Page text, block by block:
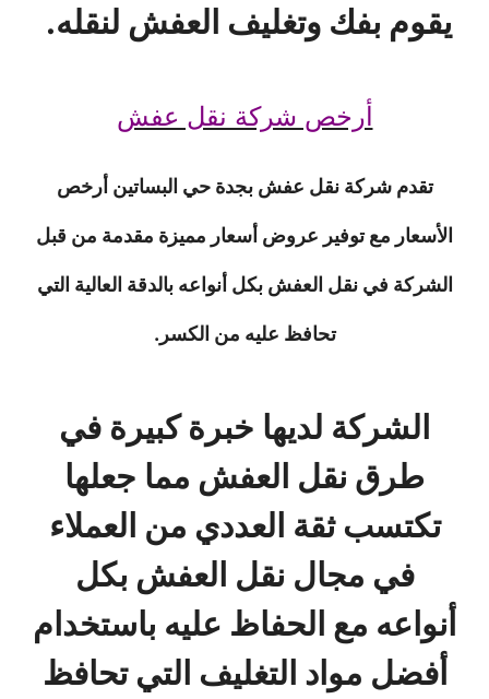
يقوم بفك وتغليف العفش لنقله.
أرخص شركة نقل عفش
تقدم شركة نقل عفش بجدة حي البساتين أرخص
الأسعار مع توفير عروض أسعار مميزة مقدمة من قبل
الشركة في نقل العفش بكل أنواعه بالدقة العالية التي
تحافظ عليه من الكسر.
الشركة لديها خبرة كبيرة في
طرق نقل العفش مما جعلها
تكتسب ثقة العددي من العملاء
في مجال نقل العفش بكل
أنواعه مع الحفاظ عليه باستخدام
أفضل مواد التغليف التي تحافظ